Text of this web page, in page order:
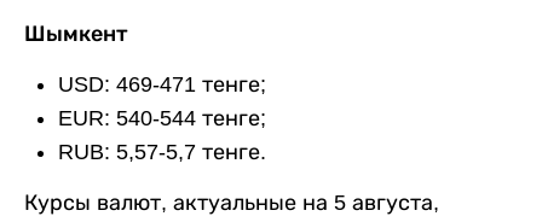
Шымкент
USD: 469-471 тенге;
EUR: 540-544 тенге;
RUB: 5,57-5,7 тенге.
Курсы валют, актуальные на 5 августа,